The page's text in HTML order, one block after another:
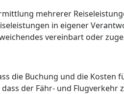
mehrerer
in eigener
vereinbart oder
die Buchung und die Kosten
der Fähr- und